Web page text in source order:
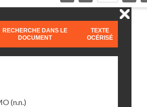
RECHERCHE DANS LE
DOCUMENT
TEXTE
OCÉRISÉ
(n.n.)